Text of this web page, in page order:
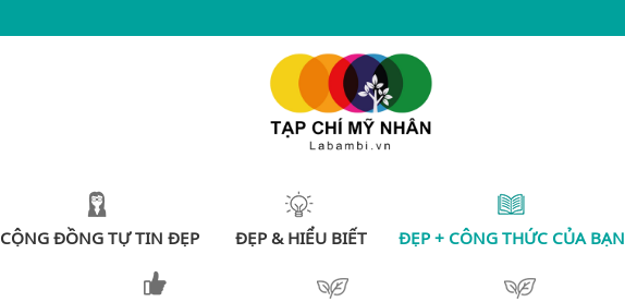
CỘNG ĐỒNG TỰ TIN ĐẸP ĐẸP & HIỂU BIẾT ĐẸP + CÔNG THỨC CỦA BẠN